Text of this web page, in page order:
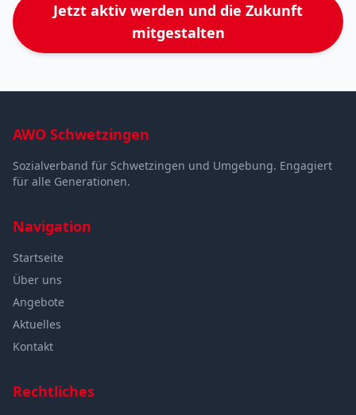
Jetzt aktiv werden und die Zukunft
mitgestalten
AWO Schwetzingen
Sozialverband für Schwetzingen und Umgebung. Engagiert
für alle Generationen.
Navigation
Startseite
Über uns
Angebote
Aktuelles
Kontakt
Rechtliches